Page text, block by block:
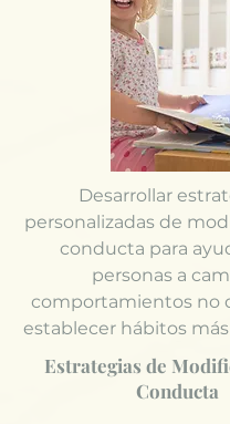
Desarrollar
personalizadas de
conducta para
personas a
comportamientos no
establecer hábitos
Estrategias de
Conducta